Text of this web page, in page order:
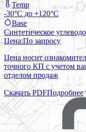
Temp
-30°C до +120°C
Base
Синтетическое
Цена:По запросу
Цена носит
точного КП с учетом
отделом продаж
Скачать PDFПодробнее